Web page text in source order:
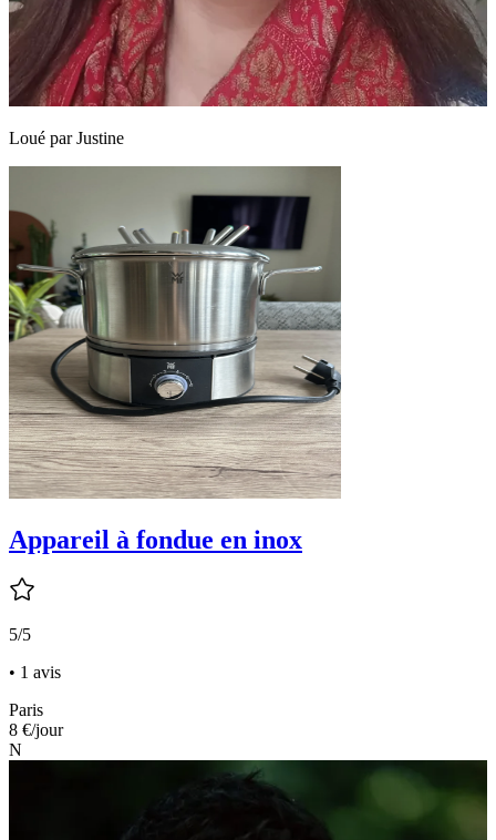
Loué parJustine
Appareil à fondue en inox
5/5
• 1 avis
Paris
8 €/jour
N